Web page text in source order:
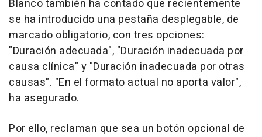
Blanco también ha contado que recientemente
se ha introducido una pestaña desplegable, de
marcado obligatorio, con tres opciones:
"Duración adecuada", "Duración inadecuada por
causa clínica" y "Duración inadecuada por otras
causas". "En el formato actual no aporta valor",
ha asegurado.
Por ello, reclaman que sea un botón opcional de